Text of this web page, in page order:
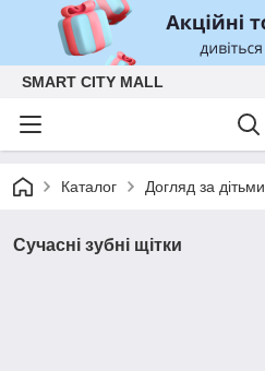
SMART CITY MALL
Каталог Догляд за дітьми
Сучасні зубні щітки